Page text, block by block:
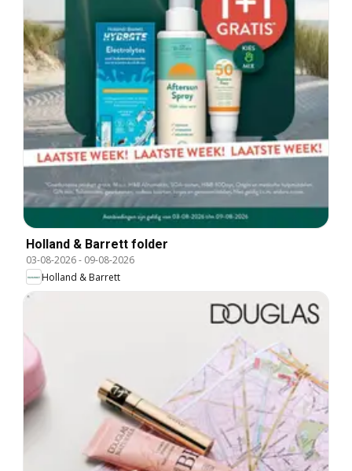
Holland & Barrett folder
03-08-2026- 09-08-2026
Holland & Barrett